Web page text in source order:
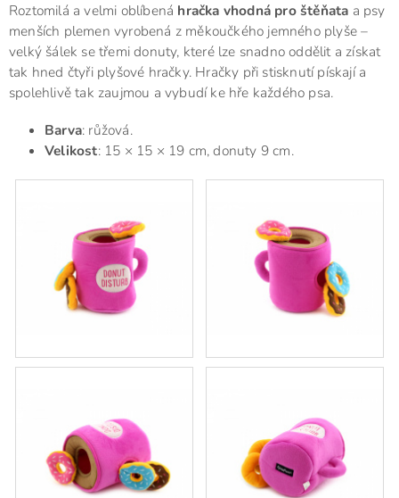
Roztomilá a velmi oblíbená hračka vhodná pro štěňata a psy
menších plemen vyrobená z měkoučkého jemného plyše –
velký šálek se třemi donuty, které lze snadno oddělit a získat
tak hned čtyři plyšové hračky. Hračky při stisknutí pískají a
spolehlivě tak zaujmou a vybudí ke hře každého psa.
Barva: růžová.
Velikost: 15 × 15 × 19 cm, donuty 9 cm.